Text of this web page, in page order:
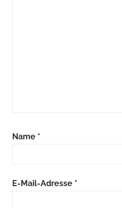
Name *
E-Mail-Adresse *